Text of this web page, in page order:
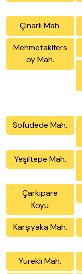
Çınarlı Mah.
Mehmetakifers
oy Mah.
Sofudede Mah.
Yeşiltepe Mah.
Çarkıpare
Köyü
Karşıyaka Mah.
Yürekli Mah.